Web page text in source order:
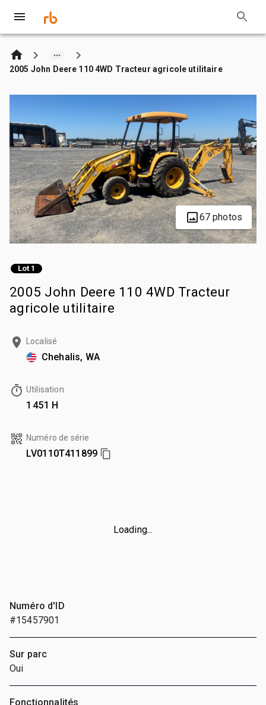
2005 John Deere 110 4WD Tracteur agricole utilitaire
67 photos
Lot 1
2005 John Deere 110 4WD Tracteur
agricole utilitaire
Localisé
Chehalis, WA
Utilisation
1 451 H
Numéro de série
LV0110T411899
Loading...
Numéro d'ID
#15457901
Sur parc
Oui
Fonctionnalités